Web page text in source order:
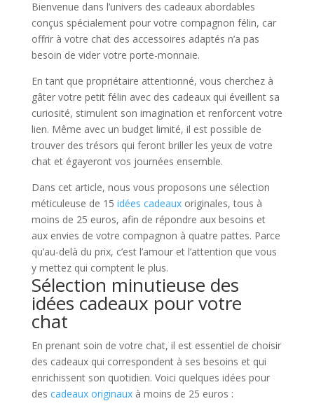
Bienvenue dans l’univers des cadeaux abordables
conçus spécialement pour votre compagnon félin, car
offrir à votre chat des accessoires adaptés n’a pas
besoin de vider votre porte-monnaie.
En tant que propriétaire attentionné, vous cherchez à
gâter votre petit félin avec des cadeaux qui éveillent sa
curiosité, stimulent son imagination et renforcent votre
lien. Même avec un budget limité, il est possible de
trouver des trésors qui feront briller les yeux de votre
chat et égayeront vos journées ensemble.
Dans cet article, nous vous proposons une sélection
méticuleuse de 15 idées cadeauxoriginales, tous à
moins de 25 euros, afin de répondre aux besoins et
aux envies de votre compagnon à quatre pattes. Parce
qu’au-delà du prix, c’est l’amour et l’attention que vous
y mettez qui comptent le plus.
Sélection minutieuse des
idées cadeaux pour votre
chat
En prenant soin de votre chat, il est essentiel de choisir
des cadeaux qui correspondent à ses besoins et qui
enrichissent son quotidien. Voici quelques idées pour
des cadeaux originauxà moins de 25 euros :